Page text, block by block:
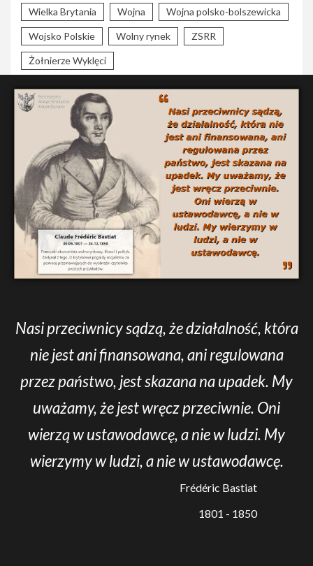
Wielka Brytania Wojna Wojna polsko-bolszewicka
Wojsko Polskie Wolny rynek ZSRR
Żołnierze Wyklęci
Nasi przeciwnicy sądzą, że działalność, która
nie jest ani finansowana, ani regulowana
przez państwo, jest skazana na upadek. My
uważamy, że jest wręcz przeciwnie. Oni
wierzą w ustawodawcę, a nie w ludzi. My
wierzymy w ludzi, a nie w ustawodawcę.
Frédéric Bastiat
1801 - 1850